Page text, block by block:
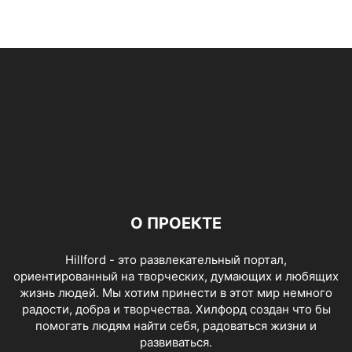
О ПРОЕКТЕ
Hillford - это развлекательный портал,
ориентированный на творческих, думающих и любящих
жизнь людей. Мы хотим принести в этот мир немного
радости, добра и творчества. Хилфорд создан что бы
помогать людям найти себя, радоваться жизни и
развиваться.